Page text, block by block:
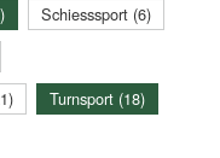
Schiesssport (6)
Turnsport (18)